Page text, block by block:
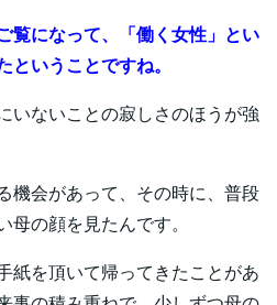
覧になって、「働く女性」とい
ということですね。
いないことの寂しさのほうが強
機会があって、その時に、普段
母の顔を見たんです。
紙を頂いて帰ってきたことがあ